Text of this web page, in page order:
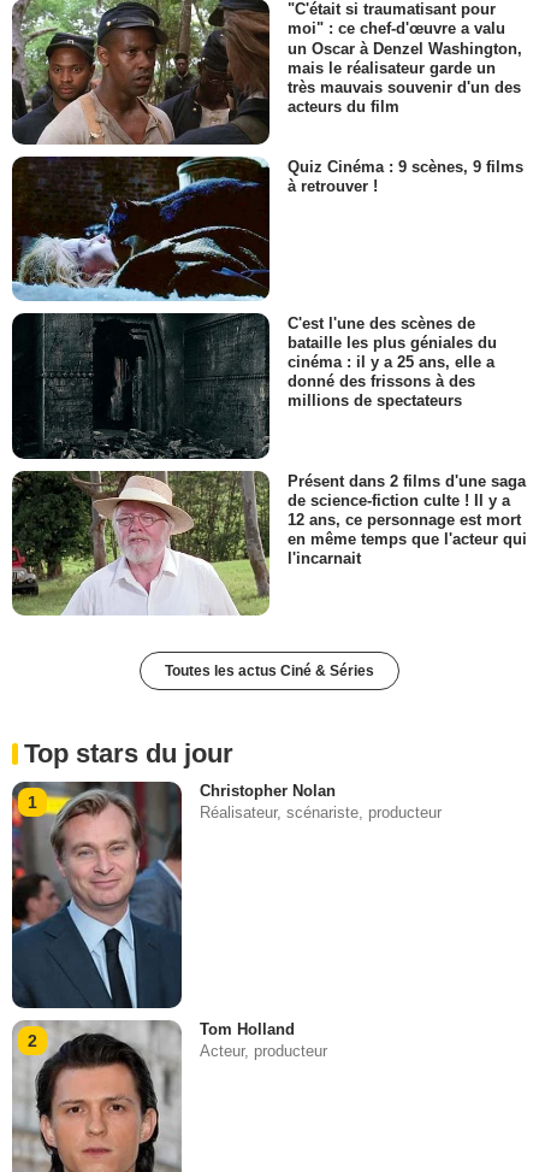
"C'était si traumatisant pour
moi" : ce chef-d'œuvre a valu
un Oscar à Denzel Washington,
mais le réalisateur garde un
très mauvais souvenir d'un des
acteurs du film
Quiz Cinéma : 9 scènes, 9 films
à retrouver !
C'est l'une des scènes de
bataille les plus géniales du
cinéma : il y a 25 ans, elle a
donné des frissons à des
millions de spectateurs
Présent dans 2 films d'une saga
de science-fiction culte ! Il y a
12 ans, ce personnage est mort
en même temps que l'acteur qui
l'incarnait
Toutes les actus Ciné & Séries
Top stars du jour
1
Christopher Nolan
Réalisateur, scénariste, producteur
2
Tom Holland
Acteur, producteur